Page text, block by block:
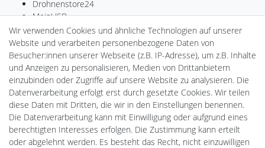
Drohnenstore24
MeinUSB
Batteriespeicher
PlentiSolar
LED-RETROSHOP
Ledkauf
DEYESOLAR
Lightech Connect
CardanLight Europe
FORTIMO LEDs
Cardanlight-Shop
Wallbox24
Wir verwenden Cookies und ähnliche Technologien auf unserer
Website und verarbeiten personenbezogene Daten von
Besucher:innen unserer Webseite (z.B. IP-Adresse), um z.B. Inhalte
und Anzeigen zu personalisieren, Medien von Drittanbietern
einzubinden oder Zugriffe auf unsere Website zu analysieren. Die
Datenverarbeitung erfolgt erst durch gesetzte Cookies. Wir teilen
diese Daten mit Dritten, die wir in den Einstellungen benennen.
Die Datenverarbeitung kann mit Einwilligung oder aufgrund eines
berechtigten Interesses erfolgen. Die Zustimmung kann erteilt
oder abgelehnt werden. Es besteht das Recht, nicht einzuwilligen